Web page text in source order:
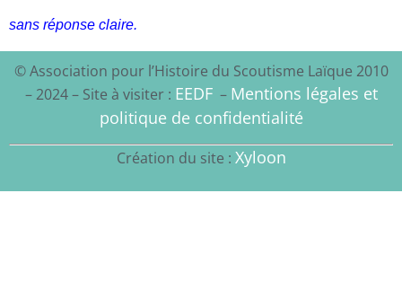
sans réponse claire.
© Association pour l’Histoire du Scoutisme Laïque 2010
– 2024 – Site à visiter : EEDF– Mentions légales et
politique de confidentialité
Création du site : Xyloon